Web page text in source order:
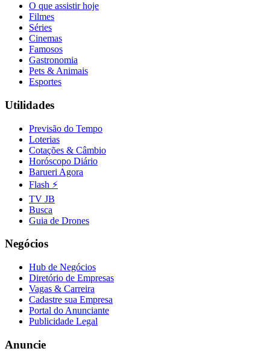
O que assistir hoje
Filmes
Séries
Cinemas
Famosos
Gastronomia
Pets & Animais
Esportes
Utilidades
Previsão do Tempo
Loterias
Cotações & Câmbio
Horóscopo Diário
Barueri Agora
Flash ⚡
TV JB
Busca
Guia de Drones
Negócios
Hub de Negócios
Diretório de Empresas
Vagas & Carreira
Cadastre sua Empresa
Portal do Anunciante
Publicidade Legal
Anuncie